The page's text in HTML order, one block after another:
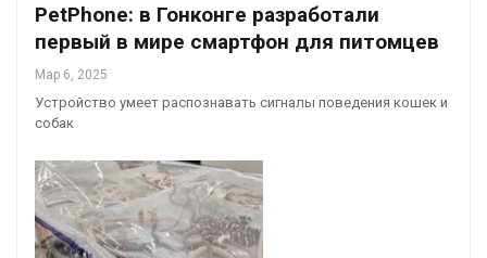
PetPhone: в Гонконге разработали
первый в мире смартфон для питомцев
Мар 6, 2025
Устройство умеет распознавать сигналы поведения кошек и
собак